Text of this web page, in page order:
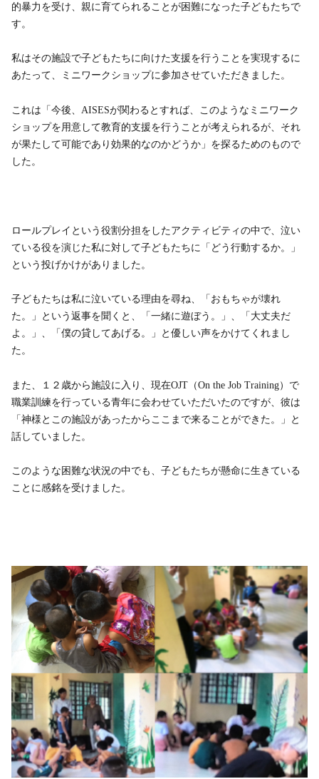
的暴力を受け、親に育てられることが困難になった子どもたちで
す。
私はその施設で子どもたちに向けた支援を行うことを実現するに
あたって、ミニワークショップに参加させていただきました。
これは「今後、AISESが関わるとすれば、このようなミニワーク
ショップを用意して教育的支援を行うことが考えられるが、それ
が果たして可能であり効果的なのかどうか」を探るためのもので
した。
ロールプレイという役割分担をしたアクティビティの中で、泣い
ている役を演じた私に対して子どもたちに「どう行動するか。」
という投げかけがありました。
子どもたちは私に泣いている理由を尋ね、「おもちゃが壊れ
た。」という返事を聞くと、「一緒に遊ぼう。」、「大丈夫だ
よ。」、「僕の貸してあげる。」と優しい声をかけてくれまし
た。
また、１２歳から施設に入り、現在OJT（On the Job Training）で
職業訓練を行っている青年に会わせていただいたのですが、彼は
「神様とこの施設があったからここまで来ることができた。」と
話していました。
このような困難な状況の中でも、子どもたちが懸命に生きている
ことに感銘を受けました。